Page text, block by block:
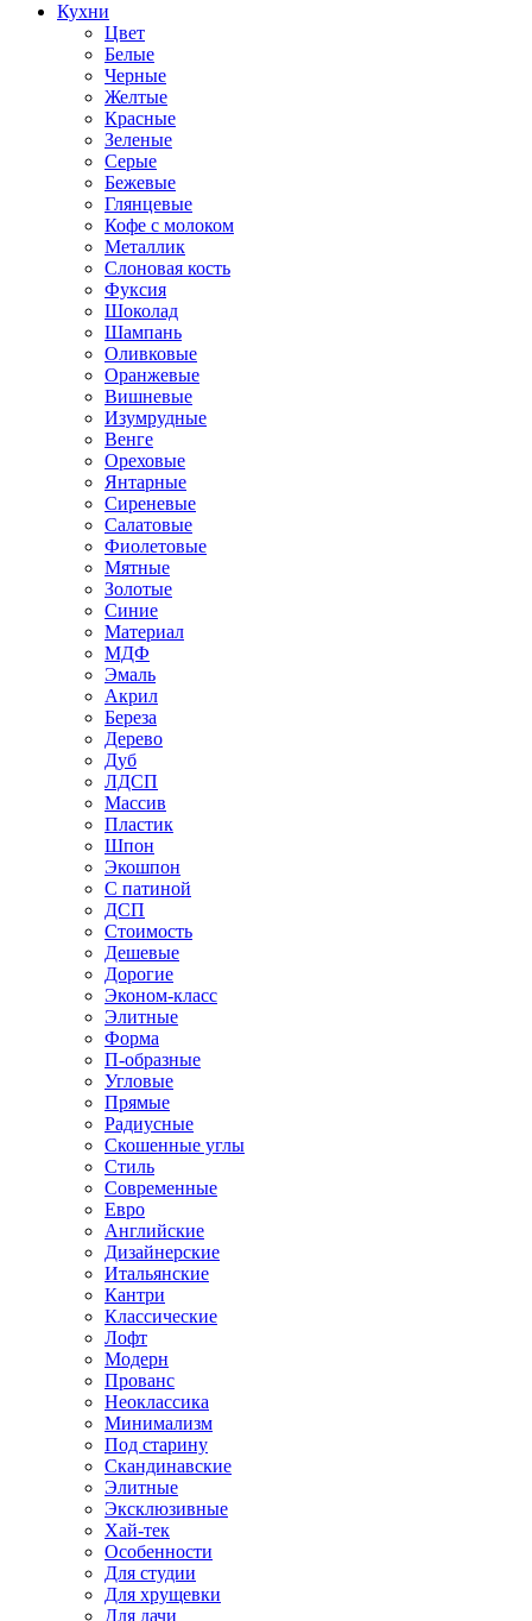
Кухни
Цвет
Белые
Черные
Желтые
Красные
Зеленые
Серые
Бежевые
Глянцевые
Кофе с молоком
Металлик
Слоновая кость
Фуксия
Шоколад
Шампань
Оливковые
Оранжевые
Вишневые
Изумрудные
Венге
Ореховые
Янтарные
Сиреневые
Салатовые
Фиолетовые
Мятные
Золотые
Синие
Материал
МДФ
Эмаль
Акрил
Береза
Дерево
Дуб
ЛДСП
Массив
Пластик
Шпон
Экошпон
С патиной
ДСП
Стоимость
Дешевые
Дорогие
Эконом-класс
Элитные
Форма
П-образные
Угловые
Прямые
Радиусные
Скошенные углы
Стиль
Современные
Евро
Английские
Дизайнерские
Итальянские
Кантри
Классические
Лофт
Модерн
Прованс
Неоклассика
Минимализм
Под старину
Скандинавские
Элитные
Эксклюзивные
Хай-тек
Особенности
Для студии
Для хрущевки
Для дачи